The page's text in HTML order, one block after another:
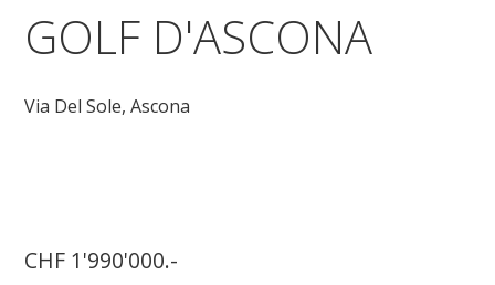
GOLF D'ASCONA
Via Del Sole,Ascona
CHF 1'990'000.-